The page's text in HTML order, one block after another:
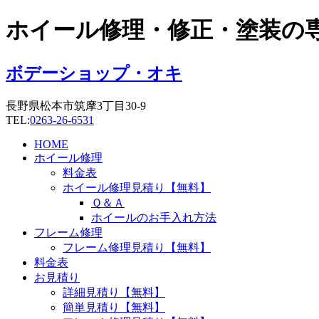
コ
ン
ン
ツ
ス
キ
ホイール修理・修正・塗装の
ボデーショップ・オキ
長野県松本市筑摩3丁目30-9
TEL:0263-26-6531
HOME
ホイール修理
料金表
ホイール修理見積り【無料】
Ｑ＆Ａ
ホイールのお手入れ方法
フレーム修理
フレーム修理見積り【無料】
料金表
お見積り
詳細見積り【無料】
簡単見積り【無料】